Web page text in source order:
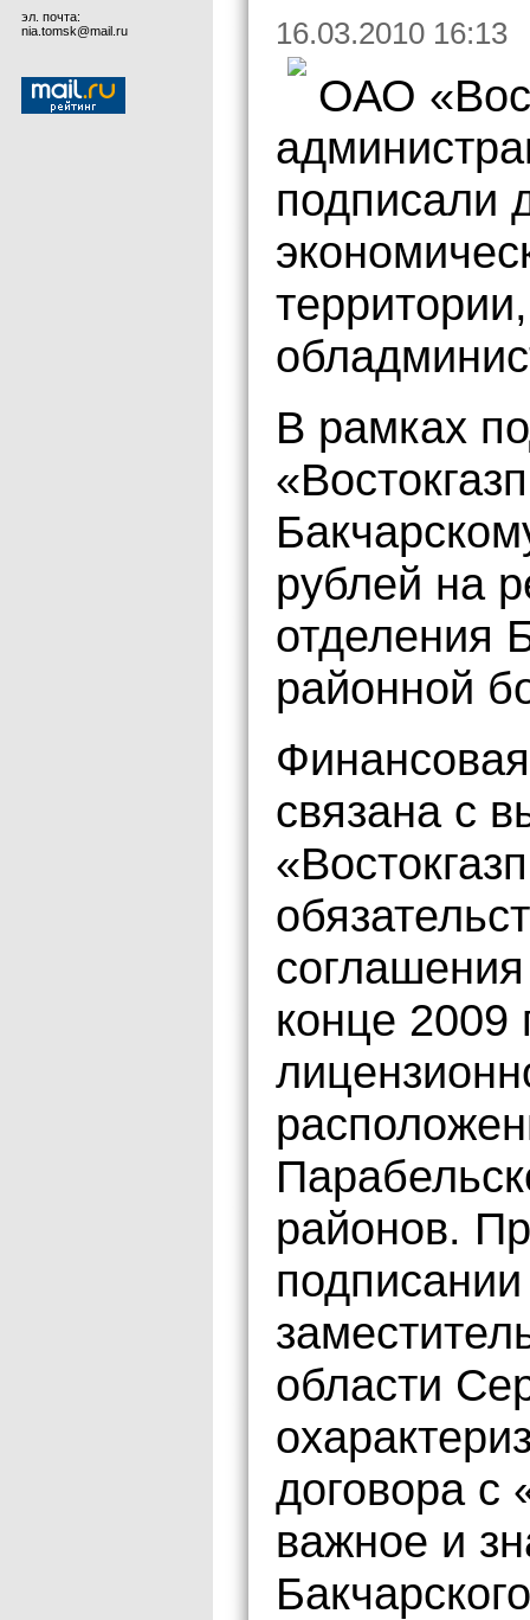
эл. почта:
nia.tomsk@mail.ru
16.03.2010 16:13
ОАО
подписали
В рамках
рублей на
отделения
районной
связана с
конце 2009
районов.
области
договора с
важное и